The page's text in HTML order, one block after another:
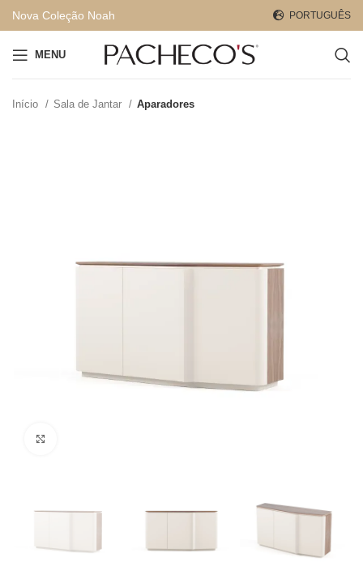
Nova Coleção Noah PORTUGUÊS
MENU
Início Sala de Jantar Aparadores